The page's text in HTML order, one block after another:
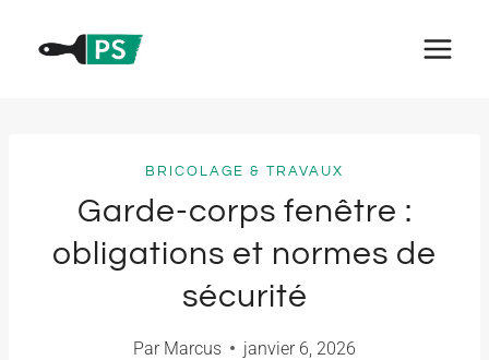
BRICOLAGE & TRAVAUX
Garde-corps fenêtre :
obligations et normes de
sécurité
Par Marcus janvier 6, 2026